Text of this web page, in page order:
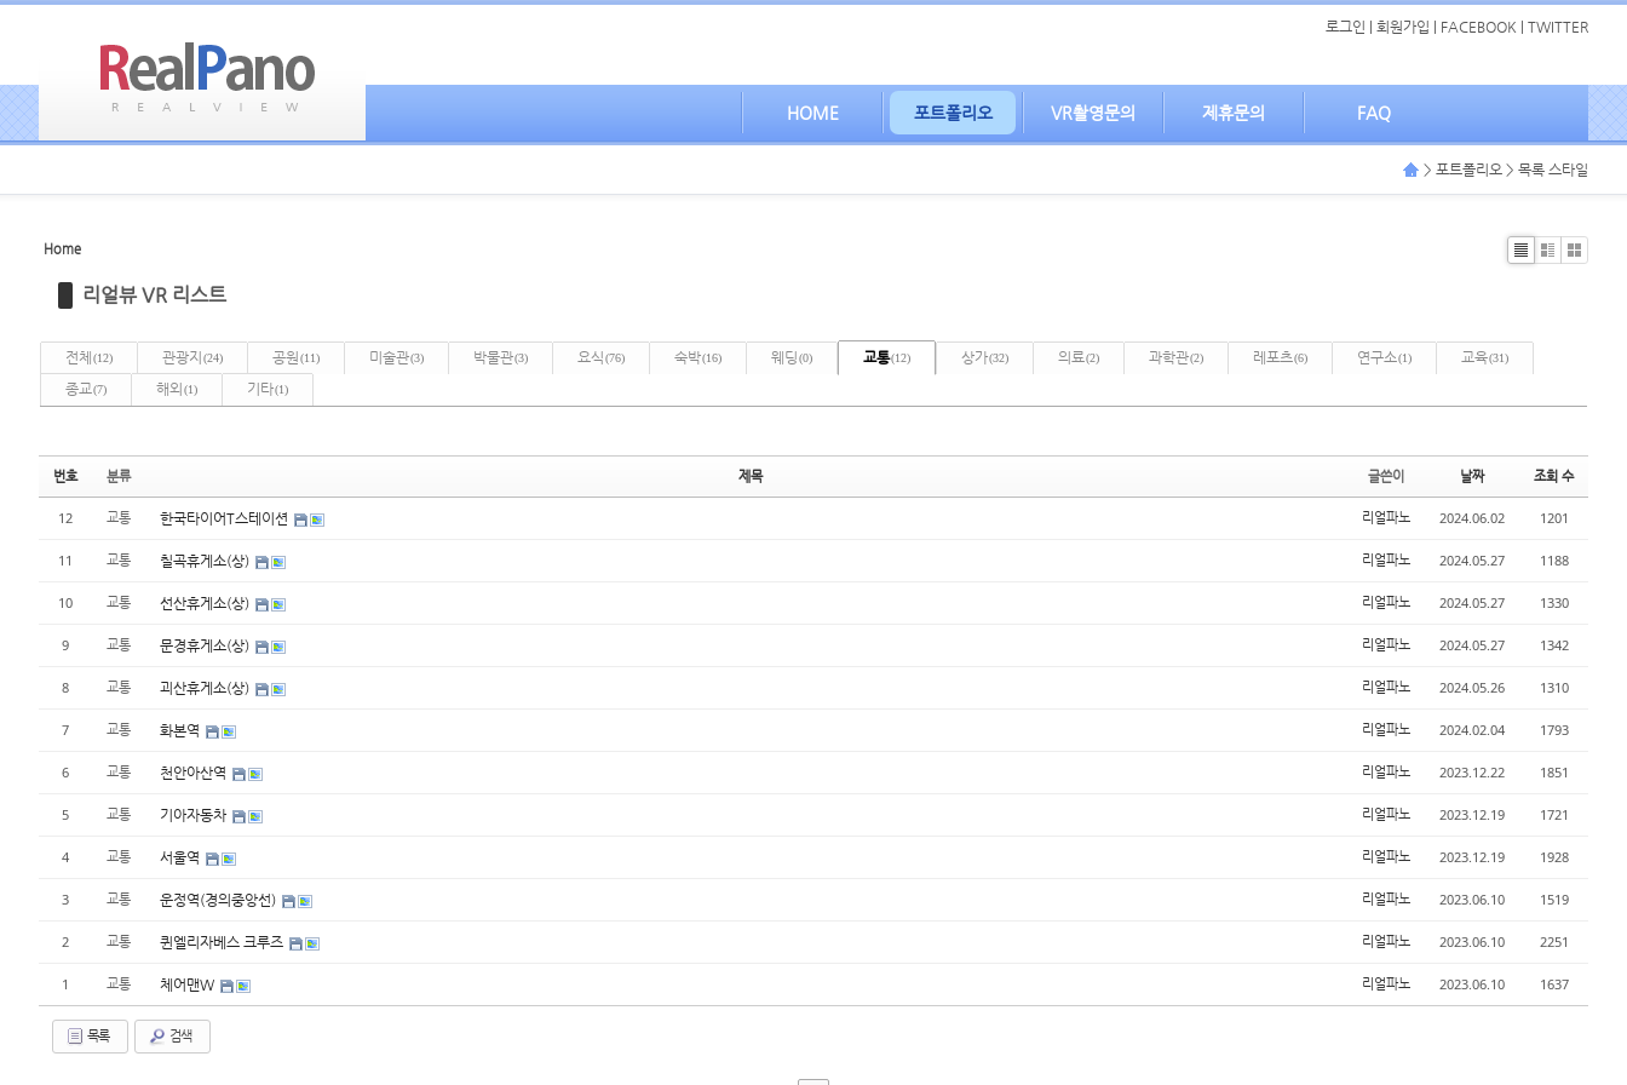
로그인 회원가입 FACEBOOK TWITTER
HOME 포트폴리오 VR촬영문의 제휴문의 FAQ
> 포트폴리오 > 목록 스타일
Home
리얼뷰 VR 리스트
전체 (12) 관광지 (24) 공원 (11) 미술관(3) 박물관(3) 요식(76) 숙박(16) 웨딩(0) 교통(12) 상가(32) 의료(2) 과학관(2) 레포츠(6) 연구소(1) 교육(31)
종교(7) 해외 (1) 기타(1)
List ZineGallery
번호 분류 제목 글쓴이 날짜 조회 수
12 교통 한국타이어T스테이션 리얼파노 2024.06.02 1201
11 교통 칠곡휴게소(상) 리얼파노 2024.05.27 1188
10 교통 선산휴게소(상) 리얼파노 2024.05.27 1330
9 교통 문경휴게소(상) 리얼파노 2024.05.27 1342
8 교통 괴산휴게소(상) 리얼파노 2024.05.26 1310
7 교통 화본역 리얼파노 2024.02.04 1793
6 교통 천안아산역 리얼파노 2023.12.22 1851
5 교통 기아자동차 리얼파노 2023.12.19 1721
4 교통 서울역 리얼파노 2023.12.19 1928
3 교통 운정역(경의중앙선) 리얼파노 2023.06.10 1519
2 교통 퀸엘리자베스 크루즈 리얼파노 2023.06.10 2251
1 교통 체어맨W 리얼파노 2023.06.10 1637
목록 검색
Sketchbook5, 스케치북5
Sketchbook5, 스케치북5
Sketchbook5, 스케치북5
Sketchbook5, 스케치북5